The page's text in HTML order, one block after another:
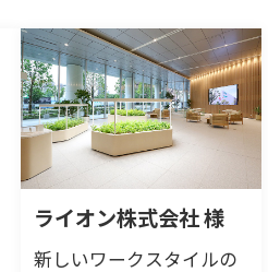
ライオン株式会社 様
新しいワークスタイルの